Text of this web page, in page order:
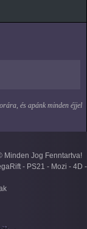
és apánk minden éjjel
Minden Jog Fenntartva!
- PS21 - Mozi - 4D -